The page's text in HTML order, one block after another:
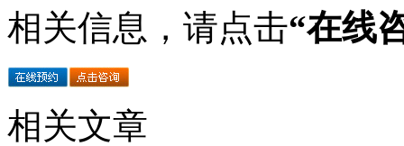
相关信息，请点击“在线
相关文章